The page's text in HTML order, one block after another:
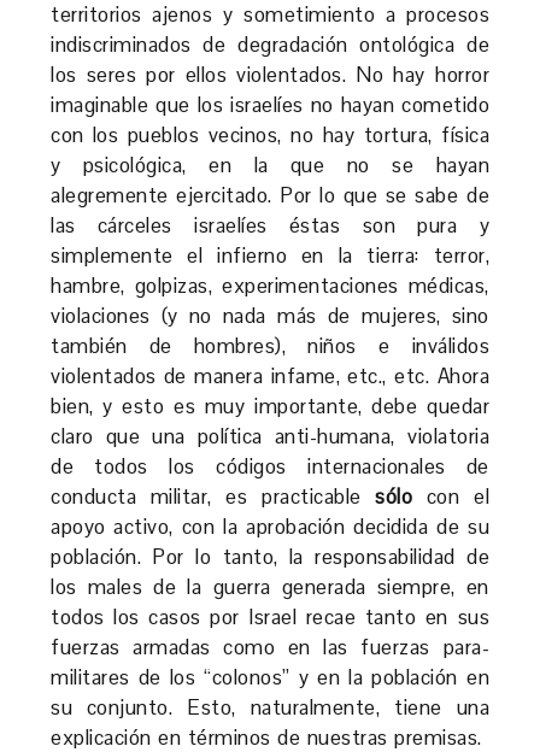
territorios ajenos y sometimiento a procesos
indiscriminados de degradación ontológica de
los seres por ellos violentados. No hay horror
imaginable que los israelíes no hayan cometido
con los pueblos vecinos, no hay tortura, física
y psicológica, en la que no se hayan
alegremente ejercitado. Por lo que se sabe de
las cárceles israelíes éstas son pura y
simplemente el infierno en la tierra: terror,
hambre, golpizas, experimentaciones médicas,
violaciones (y no nada más de mujeres, sino
también de hombres), niños e inválidos
violentados de manera infame, etc., etc. Ahora
bien, y esto es muy importante, debe quedar
claro que una política anti-humana, violatoria
de todos los códigos internacionales de
conducta militar, es practicablesólo con el
apoyo activo, con la aprobación decidida de su
población. Por lo tanto, la responsabilidad de
los males de la guerra generada siempre, en
todos los casos por Israel recae tanto en sus
fuerzas armadas como en las fuerzas para-
militares de los “colonos” y en la población en
su conjunto. Esto, naturalmente, tiene una
explicación en términos de nuestras premisas.